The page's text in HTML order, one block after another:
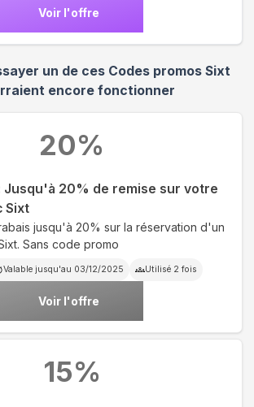
Voir l'offre
un de ces Codes promos Sixt
encore fonctionner
Jusqu'à 20% de remise sur votre
Sixt
jusqu'à 20% sur la réservation d'un
Sans code promo
Valable jusqu'au 03/12/2025 Utilisé 2 fois
Voir l'offre
20%
15%